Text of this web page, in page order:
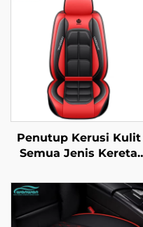
Penutup Kerusi Kulit
Semua Jenis Kereta
Dilengkungkan
Kekal Tahan Lasak
Tahan Kotor Tahan